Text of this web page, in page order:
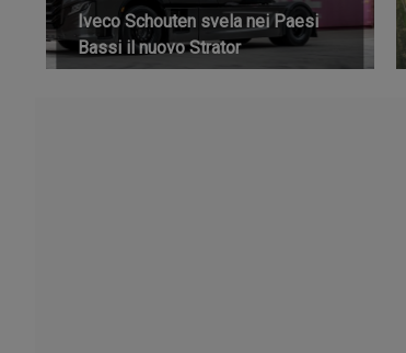
Iveco Schouten svela nei Paesi
Bassi il nuovo Strator